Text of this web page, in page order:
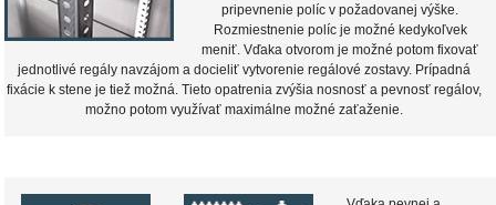
pripevnenie políc v požadovanej výške.
Rozmiestnenie políc je možné kedykoľvek
meniť. Vďaka otvorom je možné potom fixovať
jednotlivé regály navzájom a docieliť vytvorenie regálové zostavy. Prípadná
fixácie k stene je tiež možná. Tieto opatrenia zvýšia nosnosť a pevnosť regálov,
možno potom využívať maximálne možné zaťaženie.